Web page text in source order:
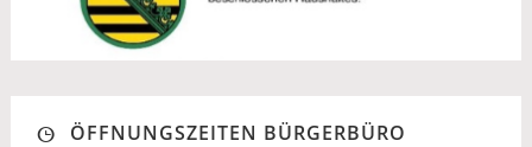
ÖFFNUNGSZEITEN BÜRGERBÜRO